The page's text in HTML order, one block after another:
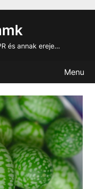
és annak ereje…
Menu